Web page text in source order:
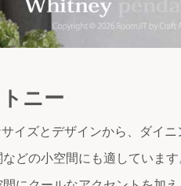
ニー
イズとデザインから、ダイニ
どの小空間にも適していま